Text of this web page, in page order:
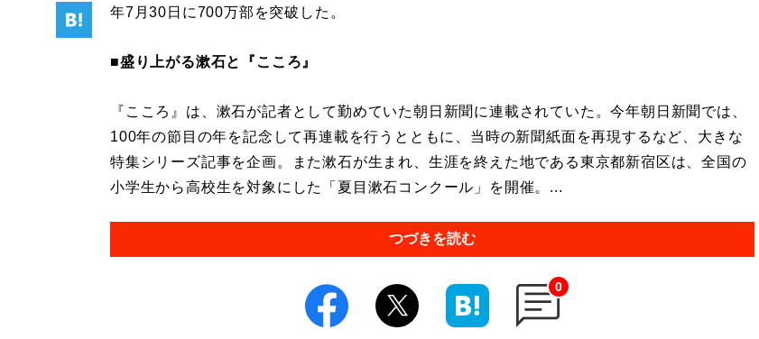
年7月30日に700万部を突破した。
■盛り上がる漱石と『こころ』
『こころ』は、漱石が記者として勤めていた朝日新聞に連載されていた。今年朝日新聞では、
100年の節目の年を記念して再連載を行うとともに、当時の新聞紙面を再現するなど、大きな
特集シリーズ記事を企画。また漱石が生まれ、生涯を終えた地である東京都新宿区は、全国の
小学生から高校生を対象にした「夏目漱石コンクール」を開催。...
つづきを読む
0